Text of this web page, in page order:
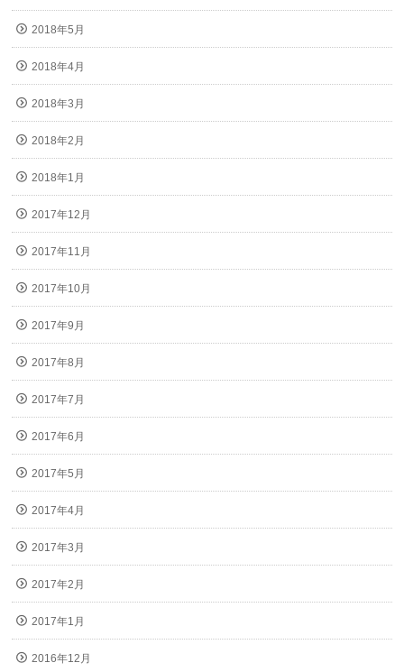
2018年5月
2018年4月
2018年3月
2018年2月
2018年1月
2017年12月
2017年11月
2017年10月
2017年9月
2017年8月
2017年7月
2017年6月
2017年5月
2017年4月
2017年3月
2017年2月
2017年1月
2016年12月